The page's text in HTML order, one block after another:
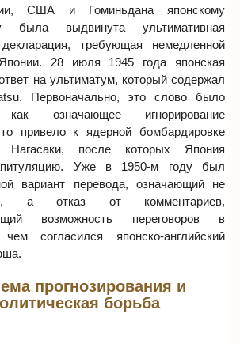
США и Гоминьдана японскому
была выдвинута ультимативная
требующая немедленной
28 июля 1945 года японская
на ультиматум, который содержал
Первоначально, это слово было
как означающее игнорирование
привело к ядерной бомбардировке
после которых Япония
Уже в 1950-м году был
вариант перевода, означающий не
а отказ от комментариев,
возможность переговоров в
согласился японско-английский
прогнозирования и
борьба